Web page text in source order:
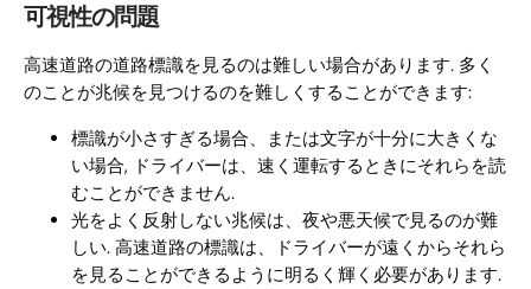
可視性の問題
高速道路の道路標識を見るのは難しい場合があります. 多く
のことが兆候を見つけるのを難しくすることができます:
標識が小さすぎる場合、または文字が十分に大きくな
い場合, ドライバーは、速く運転するときにそれらを読
むことができません.
光をよく反射しない兆候は、夜や悪天候で見るのが難
しい. 高速道路の標識は、ドライバーが遠くからそれら
を見ることができるように明るく輝く必要があります.